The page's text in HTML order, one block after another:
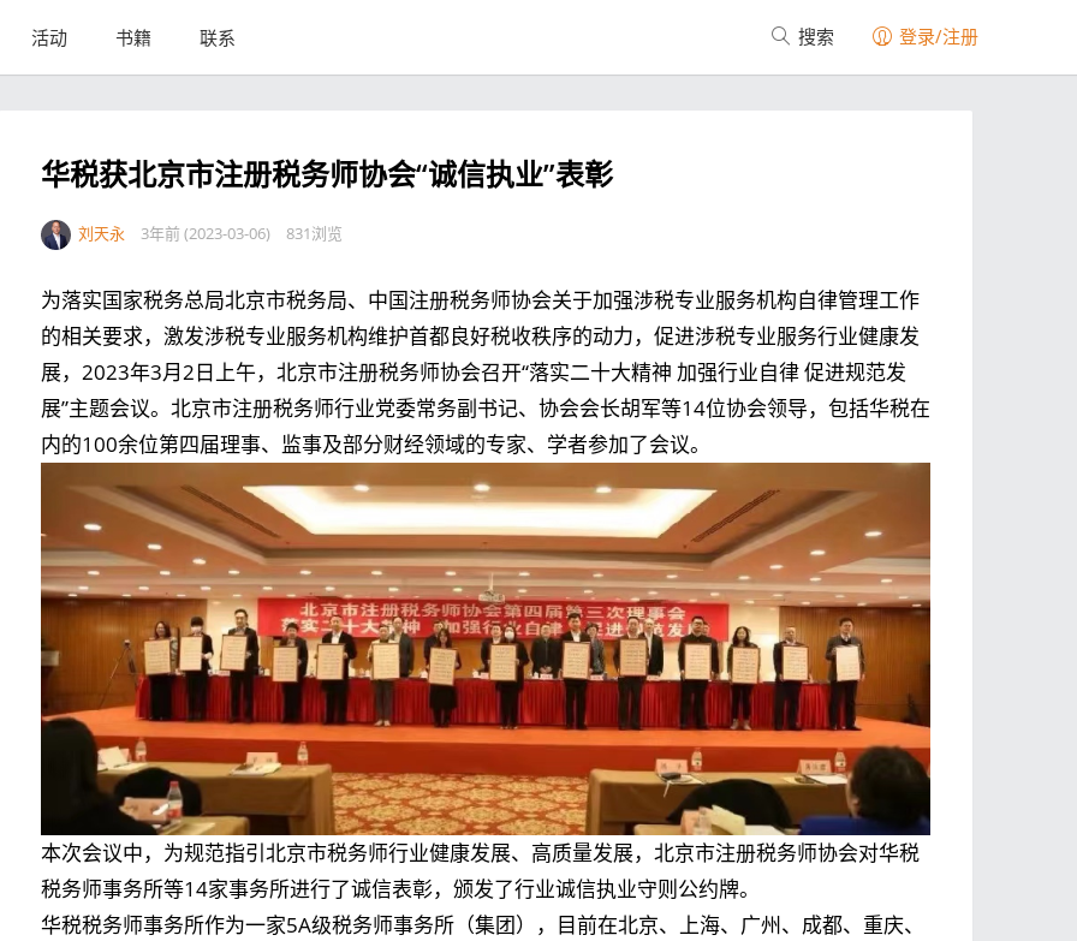
活动 书籍 联系 搜索 登录/注册
华税获北京市注册税务师协会“诚信执业”表彰
刘天永 3年前 (2023-03-06) 831浏览
为落实国家税务总局北京市税务局、中国注册税务师协会关于加强涉税专业服务机构自律管理工作
的相关要求，激发涉税专业服务机构维护首都良好税收秩序的动力，促进涉税专业服务行业健康发
展，2023年3月2日上午，北京市注册税务师协会召开“落实二十大精神 加强行业自律 促进规范发
展”主题会议。北京市注册税务师行业党委常务副书记、协会会长胡军等14位协会领导，包括华税在
内的100余位第四届理事、监事及部分财经领域的专家、学者参加了会议。
本次会议中，为规范指引北京市税务师行业健康发展、高质量发展，北京市注册税务师协会对华税
税务师事务所等14家事务所进行了诚信表彰，颁发了行业诚信执业守则公约牌。
华税税务师事务所作为一家5A级税务师事务所（集团），目前在北京、上海、广州、成都、重庆、